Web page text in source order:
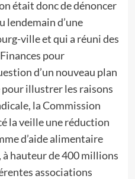
était donc de dénoncer
lendemain d’une
ville et qui a réuni des
pour
d’un nouveau plan
pour illustrer les raisons
la Commission
la veille une réduction
d’aide alimentaire
hauteur de 400 millions
associations